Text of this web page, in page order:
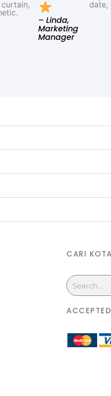
– Linda,
Marketing
Manager
CARI
Search